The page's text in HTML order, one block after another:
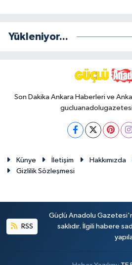
Yükleniyor...
Son Dakika Ankara Haberleri ve
Künye İletişim Hakkımızda
Gizlilik Sözleşmesi
RSS
Güçlü Anadolu
saklıdır. İlgili habere